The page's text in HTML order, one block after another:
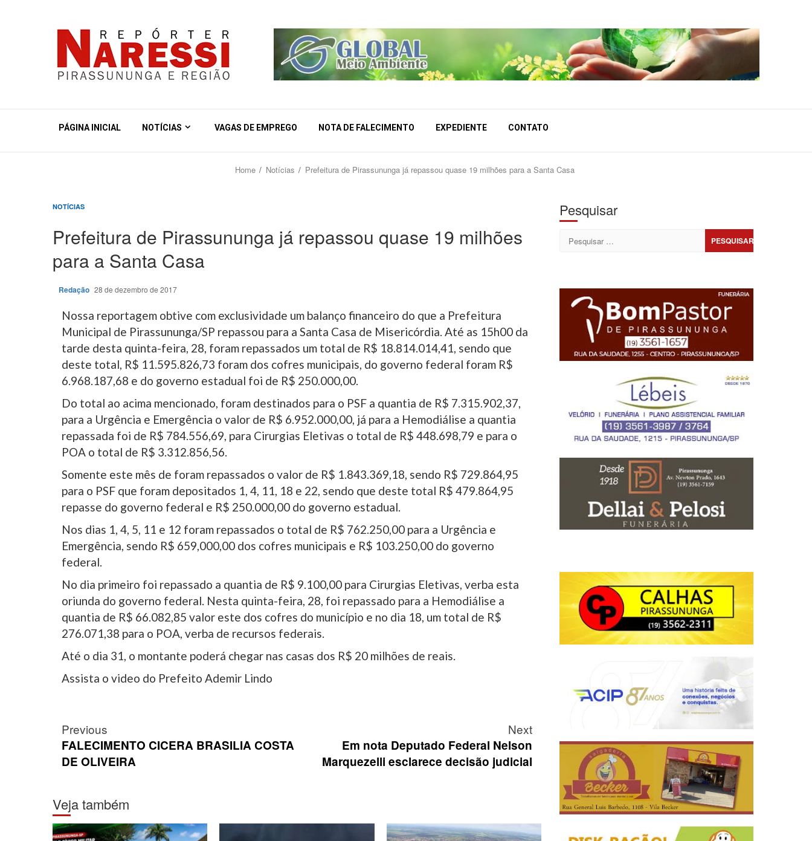
PÁGINA INICIAL NOTÍCIAS VAGAS DE EMPREGO NOTA DE FALECIMENTO EXPEDIENTE CONTATO
Home Notícias Prefeitura de Pirassununga já repassou quase 19 milhões para a Santa Casa
NOTÍCIAS
Prefeitura de Pirassununga já repassou quase 19 milhões
para a Santa Casa
Redação 28 de dezembro de 2017
Nossa reportagem obtive com exclusividade um balanço financeiro do que a Prefeitura
Municipal de Pirassununga/SP repassou para a Santa Casa de Misericórdia. Até as 15h00 da
tarde desta quinta-feira, 28, foram repassados um total de R$ 18.814.014,41, sendo que
deste total, R$ 11.595.826,73 foram dos cofres municipais, do governo federal foram R$
6.968.187,68 e do governo estadual foi de R$ 250.000,00.
Do total ao acima mencionado, foram destinados para o PSF a quantia de R$ 7.315.902,37,
para a Urgência e Emergência o valor de R$ 6.952.000,00, já para a Hemodiálise a quantia
repassada foi de R$ 784.556,69, para Cirurgias Eletivas o total de R$ 448.698,79 e para o
POA o total de R$ 3.312.856,56.
Somente este mês de foram repassados o valor de R$ 1.843.369,18, sendo R$ 729.864,95
para o PSF que foram depositados 1, 4, 11, 18 e 22, sendo que deste total R$ 479.864,95
repasse do governo federal e R$ 250.000,00 do governo estadual.
Nos dias 1, 4, 5, 11 e 12 foram repassados o total de R$ 762.250,00 para a Urgência e
Emergência, sendo R$ 659,000,00 dos cofres municipais e R$ 103.250,00 do governo
federal.
No dia primeiro foi repassado a quantia de R$ 9.100,00 para Cirurgias Eletivas, verba esta
oriunda do governo federal. Nesta quinta-feira, 28, foi repassado para a Hemodiálise a
quantia de R$ 66.082,85 valor este dos cofres do município e no dia 18, um total de R$
276.071,38 para o POA, verba de recursos federais.
Até o dia 31, o montante poderá chegar nas casas dos R$ 20 milhões de reais.
Assista o video do Prefeito Ademir Lindo
Post
navigation
Previous
FALECIMENTO CICERA BRASILIA COSTA
DE OLIVEIRA
Next
Em nota Deputado Federal Nelson
Marquezelli esclarece decisão judicial
Veja também
Pesquisar
Pesquisar